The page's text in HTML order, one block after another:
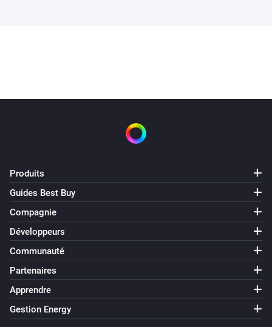
Produits
Guides Best Buy
Compagnie
Développeurs
Communauté
Partenaires
Apprendre
Gestion Energy